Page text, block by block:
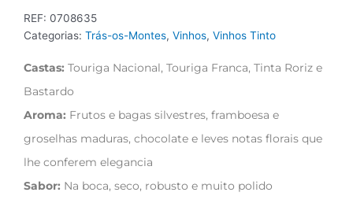
REF: 0708635
Categorias: Trás-os-Montes, Vinhos, Vinhos Tinto
Castas: Touriga Nacional, Touriga Franca, Tinta Roriz e
Bastardo
Aroma: Frutos e bagas silvestres, framboesa e
groselhas maduras, chocolate e leves notas florais que
lhe conferem elegancia
Sabor: Na boca, seco, robusto e muito polido